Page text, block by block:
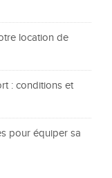
location de
: conditions et
pour équiper sa